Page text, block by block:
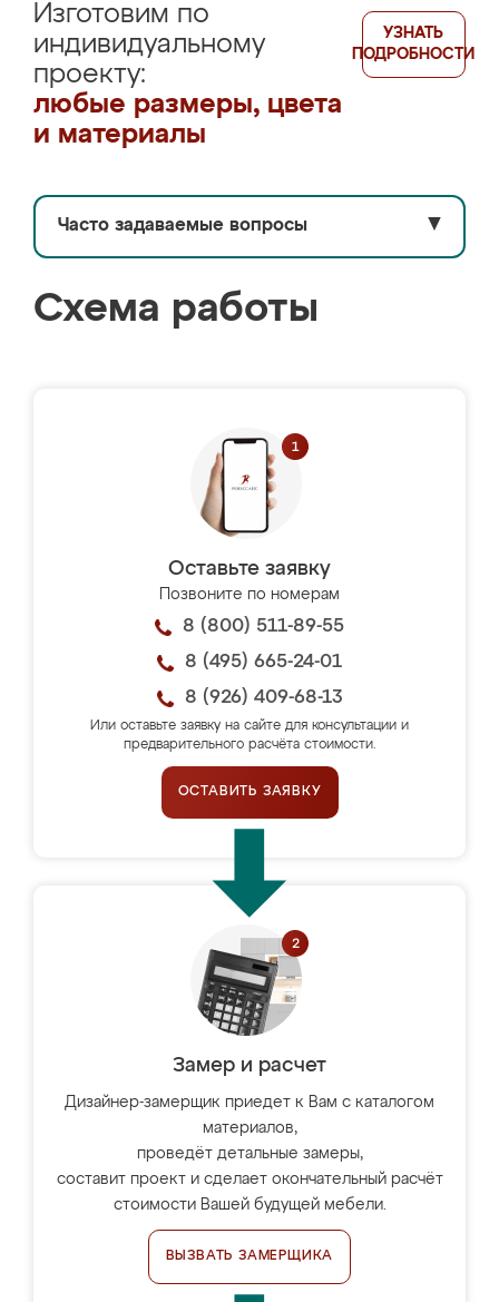
Изготовим по
индивидуальному
проекту:
любые размеры, цвета
и материалы
УЗНАТЬ
ПОДРОБНОСТИ
Часто задаваемые вопросы ▼
Схема работы
Оставьте заявку
Позвоните по номерам
8 (800) 511-89-55
8 (495) 665-24-01
8 (926) 409-68-13
Или оставьте заявку на сайте для консультации и
предварительного расчёта стоимости.
ОСТАВИТЬ ЗАЯВКУ
Замер и расчет
Дизайнер-замерщик приедет к Вам с каталогом
материалов,
проведёт детальные замеры,
составит проект и сделает окончательный расчёт
стоимости Вашей будущей мебели.
ВЫЗВАТЬ ЗАМЕРЩИКА